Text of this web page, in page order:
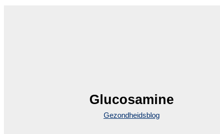
Glucosamine
Gezondheidsblog